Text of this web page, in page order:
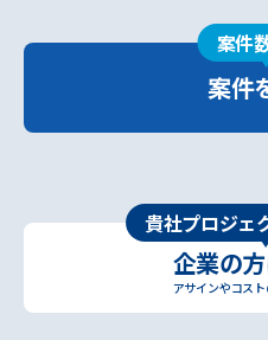
案件
案件
貴社プロジェ
企業の
アサインやコス